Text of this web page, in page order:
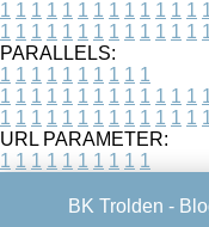
1 1 1 1 1 1 1 1 1 1 1 1 1
1 1 1 1 1 1 1 1 1 1 1 1 1
PARALLELS:
1 1 1 1 1 1 1 1 1 1
1 1 1 1 1 1 1 1 1 1 1 1 1
1 1 1 1 1 1 1 1 1 1 1 1 1
URL PARAMETER:
1 1 1 1 1 1 1 1 1 1
BK Trolden -